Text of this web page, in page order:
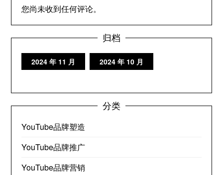
您尚未收到任何评论。
归档
2024 年 11 月 2024 年 10 月
分类
YouTube品牌塑造
YouTube品牌推广
YouTube品牌营销